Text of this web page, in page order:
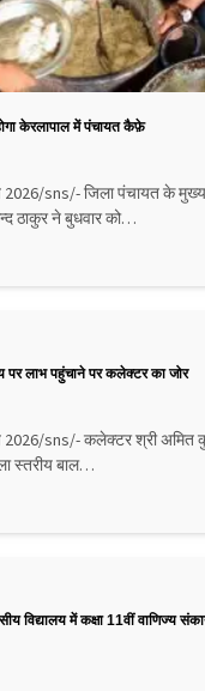
केरलापाल में पंचायत कैफ़े
sns/- जिला पंचायत के मुख्य
ठाकुर ने बुधवार को…
पर लाभ पहुंचाने पर कलेक्टर का जोर
sns/- कलेक्टर श्री अमित
स्तरीय बाल…
विद्यालय में कक्षा 11वीं वाणिज्य